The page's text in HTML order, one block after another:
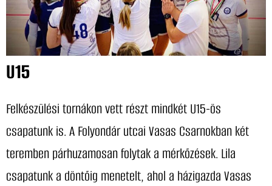
U15
Felkészülési tornákon vett részt mindkét U15-ös
csapatunk is. A Folyondár utcai Vasas Csarnokban két
teremben párhuzamosan folytak a mérkőzések. Lila
csapatunk a döntőig menetelt, ahol a házigazda Vasas